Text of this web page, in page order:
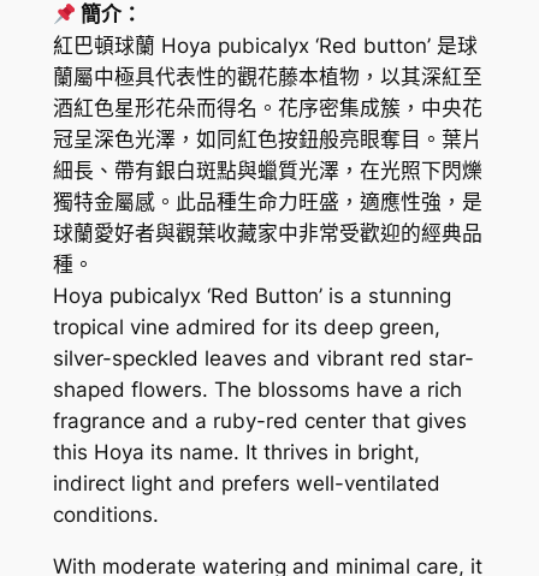
a
p
u
b
i
c
a
l
y
x
'
R
e
d
b
u
t
t
簡介：
紅巴頓球蘭 Hoya pubicalyx ‘Red button’ 是球
蘭屬中極具代表性的觀花藤本植物，以其深紅至
酒紅色星形花朵而得名。花序密集成簇，中央花
冠呈深色光澤，如同紅色按鈕般亮眼奪目。葉片
細長、帶有銀白斑點與蠟質光澤，在光照下閃爍
獨特金屬感。此品種生命力旺盛，適應性強，是
球蘭愛好者與觀葉收藏家中非常受歡迎的經典品
種。
Hoya pubicalyx ‘Red Button’ is a stunning
tropical vine admired for its deep green,
silver-speckled leaves and vibrant red star-
shaped flowers. The blossoms have a rich
fragrance and a ruby-red center that gives
this Hoya its name. It thrives in bright,
indirect light and prefers well-ventilated
conditions.
With moderate watering and minimal care, it